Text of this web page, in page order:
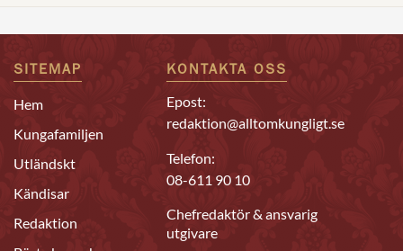
SITEMAP
Hem
Kungafamiljen
Utländskt
Kändisar
Redaktion
KONTAKTA OSS
Epost:
redaktion@alltomkungligt.se
Telefon:
08-611 90 10
Chefredaktör & ansvarig
utgivare